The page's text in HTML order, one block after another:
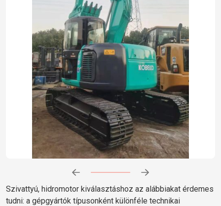
Szivattyú, hidromotor kiválasztáshoz az alábbiakat érdemes
tudni: a gépgyártók típusonként különféle technikai